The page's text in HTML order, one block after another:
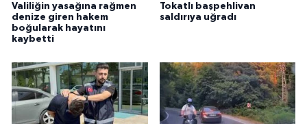
Valiliğin yasağına rağmen
denize giren hakem
boğularak hayatını
kaybetti
Tokatlı başpehlivan
saldırıya uğradı